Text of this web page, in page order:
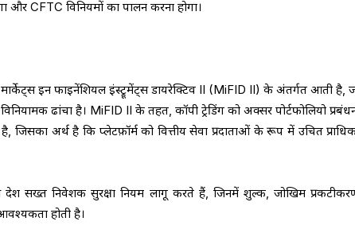
और CFTC विनियमों का पालन करना होगा।
मार्केट्स इन फाइनेंशियल इंस्ट्रूमेंट्स डायरेक्टिव II (MiFID II) के अंतर्गत आती है,
ढांचा है। MiFID II के तहत, कॉपी ट्रेडिंग को अक्सर पोर्टफोलियो
जिसका अर्थ है कि प्लेटफ़ॉर्म को वित्तीय सेवा प्रदाताओं के रूप में उचित
देश सख्त निवेशक सुरक्षा नियम लागू करते हैं, जिनमें शुल्क, जोखिम
होती है।